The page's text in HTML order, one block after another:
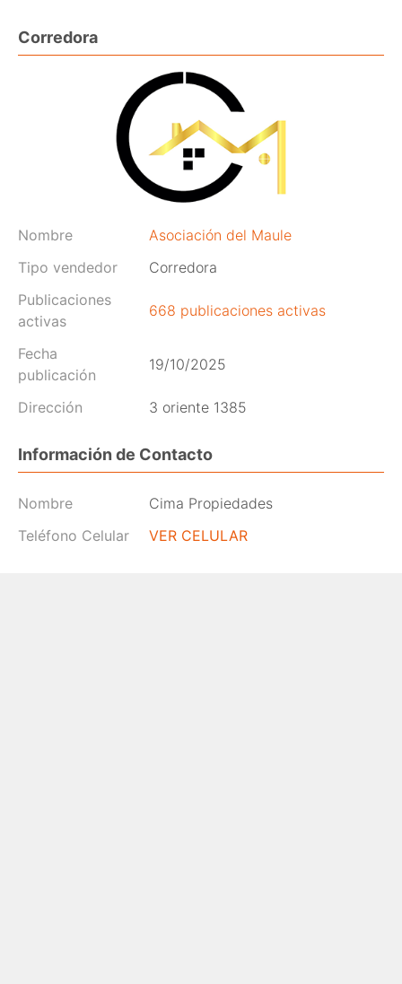
Corredora
Nombre
Asociación del Maule
Tipo vendedor
Corredora
Publicaciones
activas
668 publicaciones activas
Fecha
publicación
19/10/2025
Dirección 3 oriente 1385
Información de Contacto
Nombre
Cima Propiedades
Teléfono Celular
VER CELULAR